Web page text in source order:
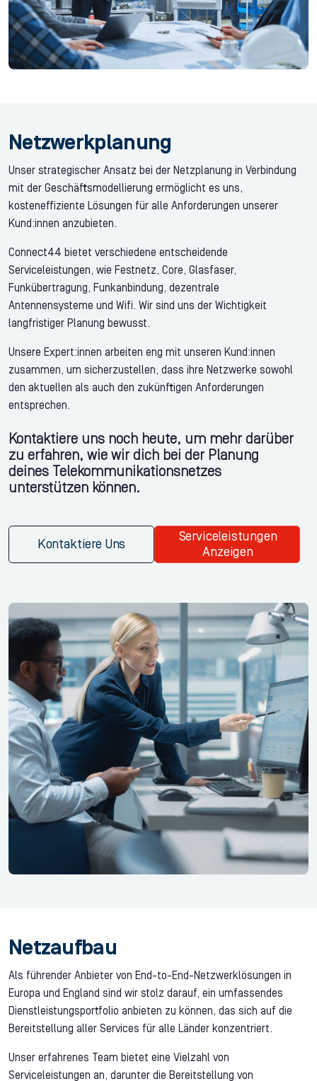
Netzwerkplanung
Unser strategischer Ansatz bei der Netzplanung in Verbindung
mit der Geschäftsmodellierung ermöglicht es uns,
kosteneffiziente Lösungen für alle Anforderungen unserer
Kund:innen anzubieten.
Connect44 bietet verschiedene entscheidende
Serviceleistungen, wie Festnetz, Core, Glasfaser,
Funkübertragung, Funkanbindung, dezentrale
Antennensysteme und Wifi. Wir sind uns der Wichtigkeit
langfristiger Planung bewusst.
Unsere Expert:innen arbeiten eng mit unseren Kund:innen
zusammen, um sicherzustellen, dass ihre Netzwerke sowohl
den aktuellen als auch den zukünftigen Anforderungen
entsprechen.
Kontaktiere uns noch heute, um mehr darüber
zu erfahren, wie wir dich bei der Planung
deines Telekommunikationsnetzes
unterstützen können.
Kontaktiere Uns
Serviceleistungen
Anzeigen
Netzaufbau
Als führender Anbieter von End-to-End-Netzwerklösungen in
Europa und England sind wir stolz darauf, ein umfassendes
Dienstleistungsportfolio anbieten zu können, das sich auf die
Bereitstellung aller Services für alle Länder konzentriert.
Unser erfahrenes Team bietet eine Vielzahl von
Serviceleistungen an, darunter die Bereitstellung von